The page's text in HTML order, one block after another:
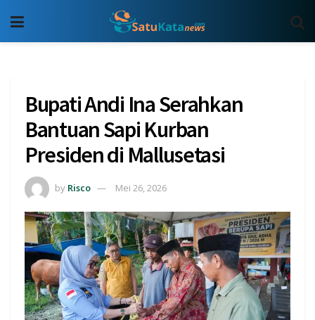
Bupati Andi Ina Serahkan
Bantuan Sapi Kurban
Presiden di Mallusetasi
by Risco Mei 26, 2026